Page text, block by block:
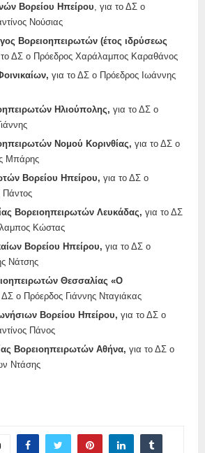
Βορείου Ηπείρου, για το ΔΣ ο
Νούσιας
Βορειοηπειρωτών (έτος ιδρύσεως
το ΔΣ ο Πρόεδρος Χαράλαμπος Καραθάνος
για το ΔΣ ο Πρόεδρος Ιωάννης
Ηλιούπολης, για το ΔΣ ο
Νομού Κορινθίας, για το ΔΣ ο
Μπάρης
Βορείου Ηπείρου, για το ΔΣ ο
Πάντος
Βορειοηπειρωτών Λευκάδας, για το ΔΣ
Κώστας
Βορείου Ηπείρου, για το ΔΣ ο
Νάτσης
Θεσσαλίας «Ο
ΔΣ ο Πρόερδος Γιάννης Νταγιάκας
Βορείου Ηπείρου, για το ΔΣ ο
Πάνος
Βορειοηπειρωτών Αθήνα, για το ΔΣ ο
Ντάσης